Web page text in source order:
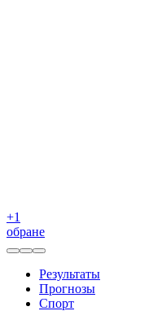
+1
обране
Результаты
Прогнозы
Спорт